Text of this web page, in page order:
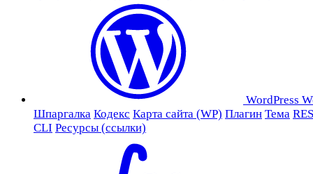
WordPress
Шпаргалка Кодекс Карта сайта (WP) Плагин Тема
CLI Ресурсы (ссылки)